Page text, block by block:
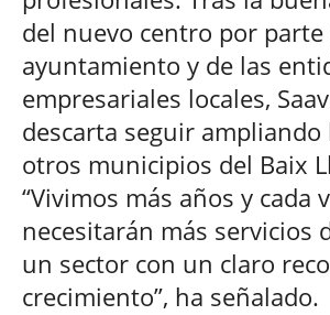
del nuevo centro por parte
ayuntamiento y de las
empresariales locales,
descarta seguir ampliando
otros municipios del Baix
“Vivimos más años y cada
necesitarán más servicios
un sector con un claro
crecimiento”, ha señalado.